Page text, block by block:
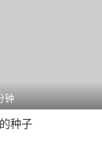
钟
种子